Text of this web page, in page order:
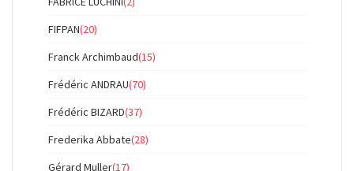
FIFPAN(20)
Franck Archimbaud(15)
Frédéric ANDRAU(70)
Frédéric BIZARD(37)
Frederika Abbate(28)
Gérard Muller(17)